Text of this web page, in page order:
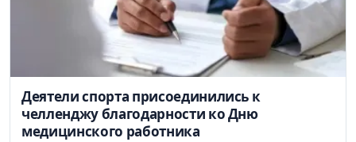
Деятели спорта присоединились к
челленджу благодарности ко Дню
медицинского работника